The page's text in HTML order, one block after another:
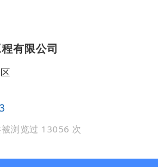
有限公司
浏览过 13056 次